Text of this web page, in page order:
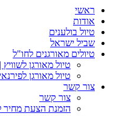
ראשי
אודות
טיול בולענים
שביל ישראל
טיולים מאורגנים לחו"ל
טיול מאורגן
טיול מאורגן
צור קשר
צור קשר
הזמנת הצעת מחיר